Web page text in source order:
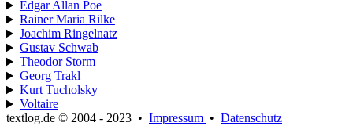
Edgar Allan Poe
Rainer Maria Rilke
Joachim Ringelnatz
Gustav Schwab
Theodor Storm
Georg Trakl
Kurt Tucholsky
Voltaire
textlog.de © 2004 - 2023 • Impressum • Datenschutz